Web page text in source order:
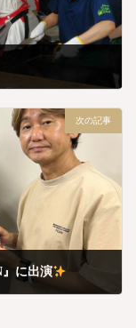
次の記事
に出演